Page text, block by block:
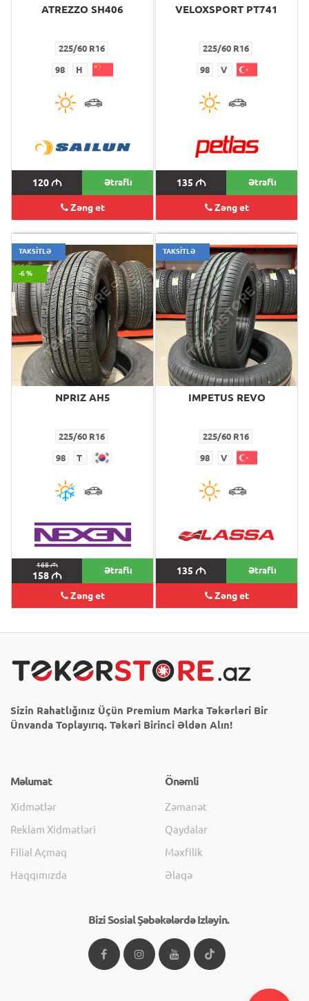
ATREZZO SH406
225/60 R16
98 H
120M Ətraflı
Zəng et
VELOXSPORT PT741
225/60 R16
98 V
135 M Ətraflı
Zəng et
TAKSİTLƏ
-6 %
NPRIZ AH5
225/60 R16
98 T
168M
158M Ətraflı
Zəng et
TAKSİTLƏ
IMPETUS REVO
225/60 R16
98 V
135 M Ətraflı
Zəng et
Sizin Rahatlığınız Üçün Premium Marka Təkərləri Bir
Ünvanda Toplayırıq. Təkəri Birinci Əldən Alın!
Məlumat
Xidmətlər
Reklam Xidmətləri
Filial Açmaq
Haqqımızda
Önəmli
Zəmanət
Qaydalar
Məxfilik
Əlaqə
Bizi Sosial Şəbəkələrdə Izləyin.